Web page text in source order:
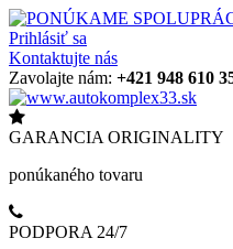
Prihlásiť sa
Kontaktujte nás
Zavolajte nám: +421 948 610
GARANCIA ORIGINALITY
ponúkaného tovaru
PODPORA 24/7